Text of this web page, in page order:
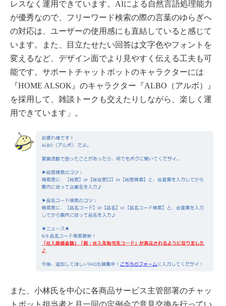
レスなく運用できています。AIによる自然言語処理能力
が優秀なので、フリーワード検索の際の言葉のゆらぎへ
の対応は、ユーザーの使用感にも直結していると感じて
います。また、目立たせたい回答は文字色やフォントを
変えるなど、デザイン面でより見やすく伝える工夫も可
能です。サポートチャットボットのキャラクターには
『HOME ALSOK』のキャラクター『ALBO（アルボ）』
を採用して、雑談トークも交えたりしながら、楽しく運
用できています」。
また、小林氏を中心に各商品サービス主管部署のチャッ
トボット担当者と月一回の定例会で意見交換を行ってい